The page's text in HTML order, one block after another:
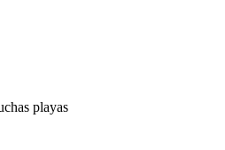
playas